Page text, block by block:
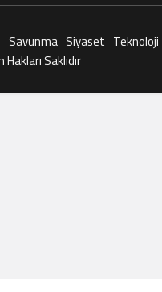
Savunma Siyaset Teknoloji
Saklıdır